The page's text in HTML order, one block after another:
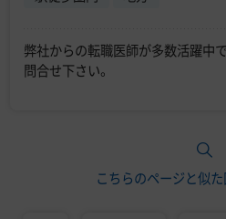
弊社からの転職医師が多数活躍中
問合せ下さい。
こちらのページと似